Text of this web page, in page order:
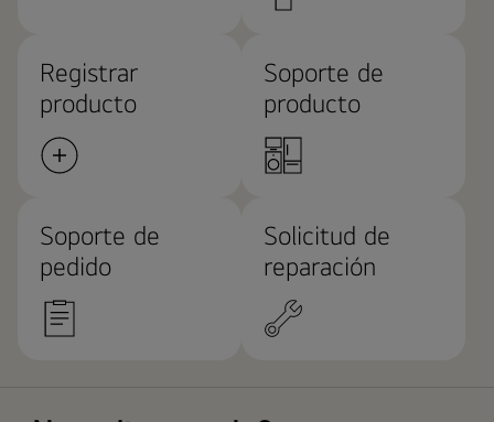
Registrar
producto
Soporte de
producto
Soporte de
pedido
Solicitud de
reparación